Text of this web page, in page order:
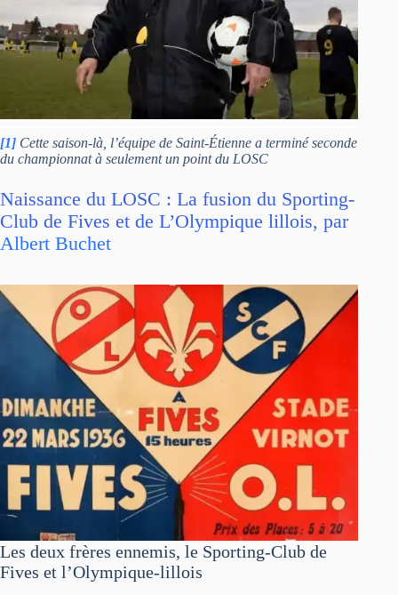
[1] Cette saison-là, l’équipe de Saint-Étienne a terminé seconde
du championnat à seulement un point du LOSC
Naissance du LOSC : La fusion du Sporting-
Club de Fives et de L’Olympique lillois, par
Albert Buchet
Les deux frères ennemis, le Sporting-Club de
Fives et l’Olympique-lillois